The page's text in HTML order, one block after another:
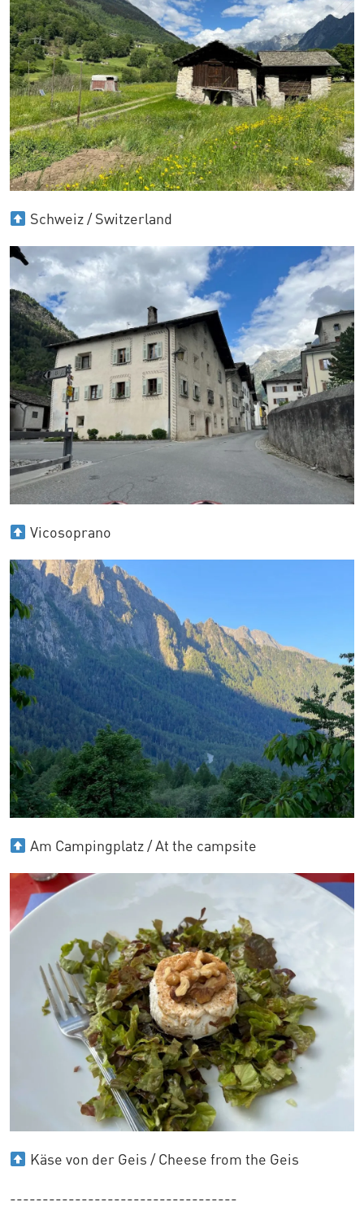
Schweiz / Switzerland
Vicosoprano
Am Campingplatz / At the campsite
Käse von der Geis / Cheese from the Geis
-----------------------------------